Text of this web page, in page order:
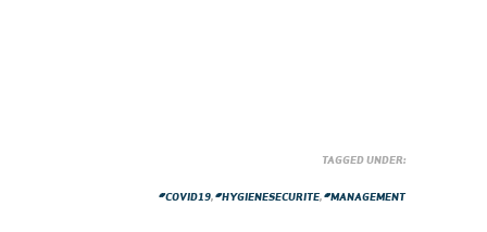
TAGGED UNDER:
#COVID19,#HYGIENESECURITE,#MANAGEMENT